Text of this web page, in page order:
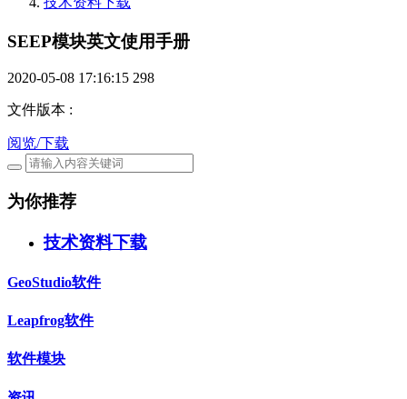
SEEP模块英文使用手册
2020-05-08 17:16:15 298
文件版本 :
阅览/下载
为你推荐
技术资料下载
GeoStudio软件
Leapfrog软件
软件模块